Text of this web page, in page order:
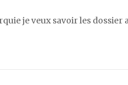
je veux savoir les